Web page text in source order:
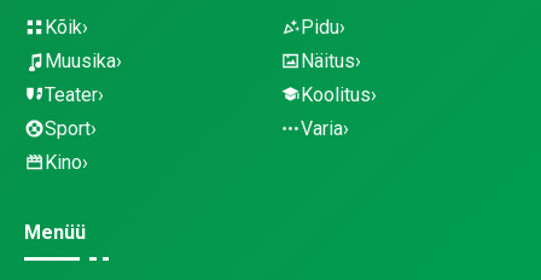
Kõik
Muusika
Teater
Sport
Kino
Pidu
Näitus
Koolitus
Varia
Menüü